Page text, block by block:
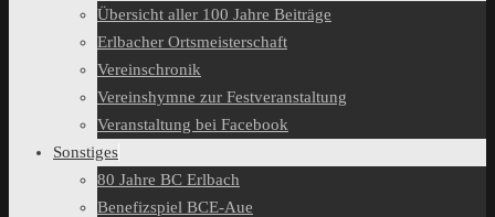
Übersicht aller 100 Jahre Beiträge
Erlbacher Ortsmeisterschaft
Vereinschronik
Vereinshymne zur Festveranstaltung
Veranstaltung bei Facebook
Sonstiges
80 Jahre BC Erlbach
Benefizspiel BCE-Aue